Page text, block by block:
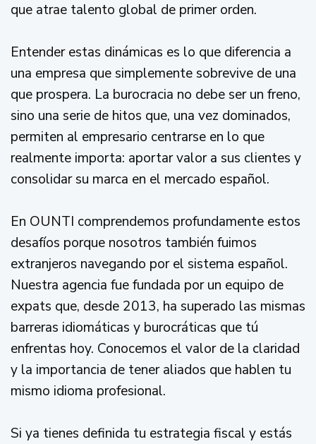
que atrae talento global de primer orden.
Entender estas dinámicas es lo que diferencia a
una empresa que simplemente sobrevive de una
que prospera. La burocracia no debe ser un freno,
sino una serie de hitos que, una vez dominados,
permiten al empresario centrarse en lo que
realmente importa: aportar valor a sus clientes y
consolidar su marca en el mercado español.
En OUNTI comprendemos profundamente estos
desafíos porque nosotros también fuimos
extranjeros navegando por el sistema español.
Nuestra agencia fue fundada por un equipo de
expats que, desde 2013, ha superado las mismas
barreras idiomáticas y burocráticas que tú
enfrentas hoy. Conocemos el valor de la claridad
y la importancia de tener aliados que hablen tu
mismo idioma profesional.
Si ya tienes definida tu estrategia fiscal y estás